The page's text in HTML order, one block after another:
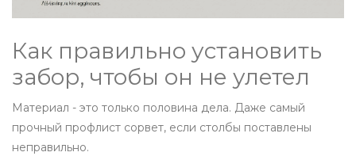
Как правильно установить
забор, чтобы он не улетел
Материал - это только половина дела. Даже самый
прочный профлист сорвет, если столбы поставлены
неправильно.